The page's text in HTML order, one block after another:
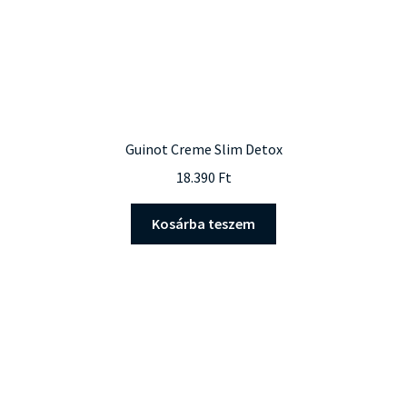
Guinot Creme Slim Detox
18.390 Ft
Kosárba teszem